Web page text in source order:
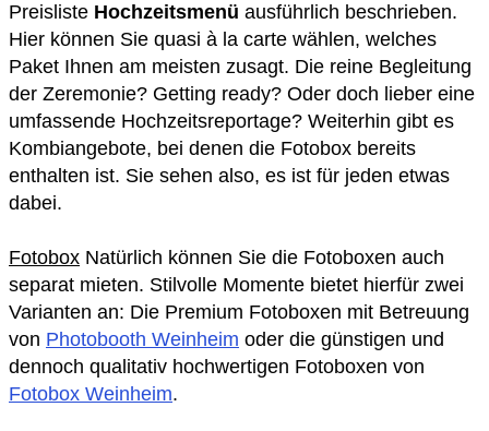
Preisliste Hochzeitsmenü ausführlich beschrieben.
Hier können Sie quasi à la carte wählen, welches
Paket Ihnen am meisten zusagt. Die reine Begleitung
der Zeremonie? Getting ready? Oder doch lieber eine
umfassende Hochzeitsreportage? Weiterhin gibt es
Kombiangebote, bei denen die Fotobox bereits
enthalten ist. Sie sehen also, es ist für jeden etwas
dabei.
Fotobox Natürlich können Sie die Fotoboxen auch
separat mieten. Stilvolle Momente bietet hierfür zwei
Varianten an: Die Premium Fotoboxen mit Betreuung
von Photobooth Weinheim oder die günstigen und
dennoch qualitativ hochwertigen Fotoboxen von
Fotobox Weinheim.